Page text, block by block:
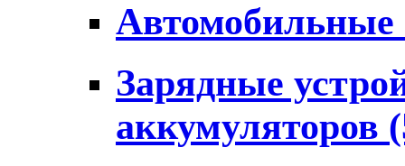
Зарядные
аккумуляторов